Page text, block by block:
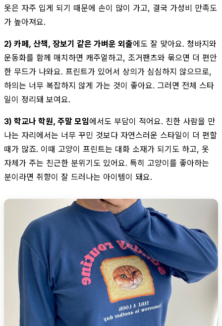
옷은 자주 입게 되기 때문에 손이 많이 가고, 결국 가성비 만족도
가 높아져요.
2) 카페, 산책, 장보기 같은 가벼운 외출에도 잘 맞아요. 청바지와
운동화를 함께 매치하면 캐주얼하고, 조거팬츠와 묶으면 더 편안
한 무드가 나와요. 프린트가 있어서 상의가 심심하지 않으므로,
하의는 너무 복잡하지 않게 가는 것이 좋아요. 그러면 전체 스타
일이 정리돼 보여요.
3) 학교나 학원, 주말 모임에서도 부담이 적어요. 친한 사람을 만
나는 자리에서는 너무 꾸민 것보다 자연스러운 스타일이 더 편할
때가 많죠. 이때 고양이 프린트는 대화 소재가 되기도 하고, 옷
자체가 주는 친근한 분위기도 있어요. 특히 고양이를 좋아하는
분이라면 취향이 잘 드러나는 아이템이 돼요.